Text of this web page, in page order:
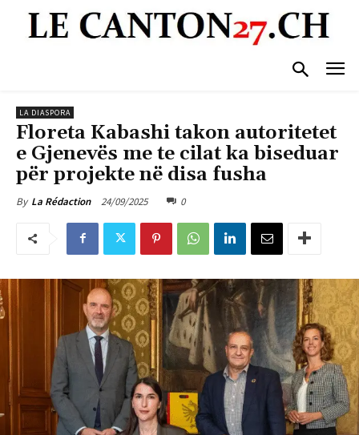
LA DIASPORA
Floreta Kabashi takon autoritetet
e Gjenevës me te cilat ka biseduar
për projekte në disa fusha
By La Rédaction 24/09/2025 0